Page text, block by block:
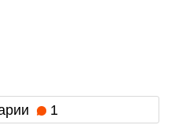
1